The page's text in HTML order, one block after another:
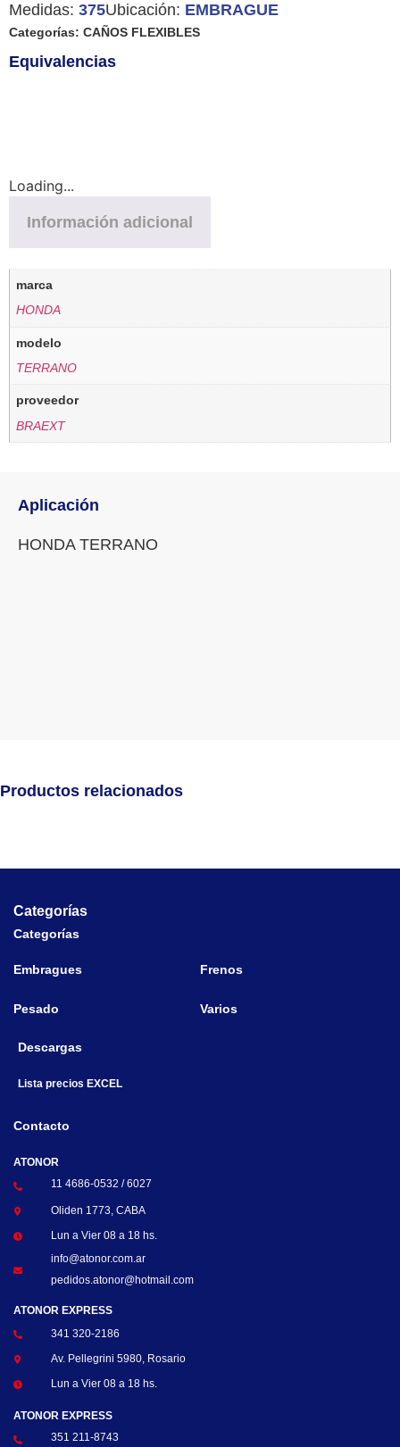
Medidas: 375Ubicación: EMBRAGUE
Categorías: CAÑOS FLEXIBLES
Equivalencias
Loading...
Información adicional
marca
HONDA
modelo
TERRANO
proveedor
BRAEXT
Aplicación
HONDA TERRANO
Productos relacionados
Categorías
Categorías
Embragues Frenos
Pesado Varios
Descargas
Lista precios EXCEL
Contacto
ATONOR
11 4686-0532 / 6027
Oliden 1773, CABA
Lun a Vier 08 a 18 hs.
info@atonor.com.ar
pedidos.atonor@hotmail.com
ATONOR EXPRESS
341 320-2186
Av. Pellegrini 5980, Rosario
Lun a Vier 08 a 18 hs.
ATONOR EXPRESS
351 211-8743